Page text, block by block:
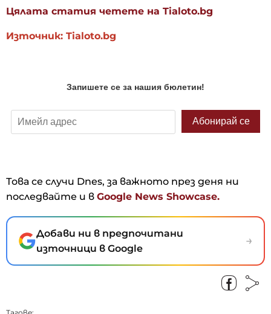
Цялата статия четете на Tialoto.bg
Източник: Tialoto.bg
Това се случи Dnes, за важното през деня ни
последвайте и в Google News Showcase.
Добави ни в предпочитани
източници в Google
→